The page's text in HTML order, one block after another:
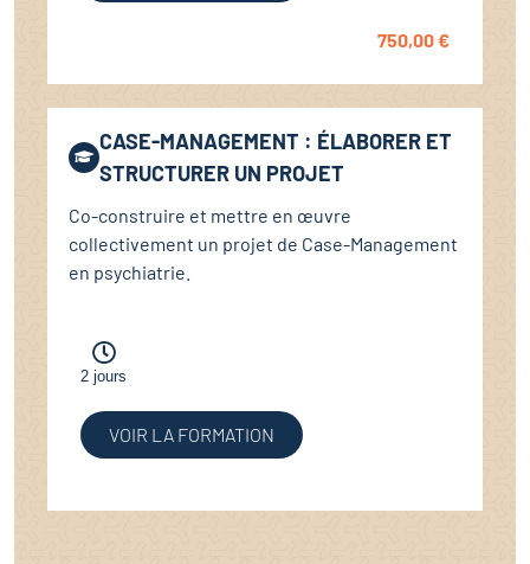
750,00€
CASE-MANAGEMENT : ÉLABORER ET
STRUCTURER UN PROJET
Co-construire et mettre en œuvre
collectivement un projet de Case-Management
en psychiatrie.
2 jours
VOIR LA FORMATION